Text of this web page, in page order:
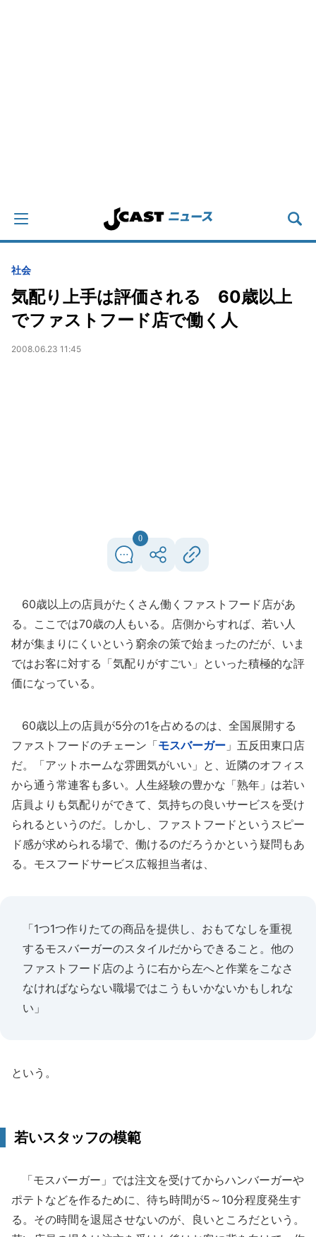
社会
気配り上手は評価される 60歳以上
でファストフード店で働く人
2008.06.23 11:45
0
60歳以上の店員がたくさん働くファストフード店があ
る。ここでは70歳の人もいる。店側からすれば、若い人
材が集まりにくいという窮余の策で始まったのだが、いま
ではお客に対する「気配りがすごい」といった積極的な評
価になっている。
60歳以上の店員が5分の1を占めるのは、全国展開する
ファストフードのチェーン「モスバーガー 」五反田東口店
だ。「アットホームな雰囲気がいい」と、近隣のオフィス
から通う常連客も多い。人生経験の豊かな「熟年」は若い
店員よりも気配りができて、気持ちの良いサービスを受け
られるというのだ。しかし、ファストフードというスピー
ド感が求められる場で、働けるのだろうかという疑問もあ
る。モスフードサービス広報担当者は、
「1つ1つ作りたての商品を提供し、おもてなしを重視
するモスバーガーのスタイルだからできること。他の
ファストフード店のように右から左へと作業をこなさ
なければならない職場ではこうもいかないかもしれな
い」
という。
若いスタッフの模範
「モスバーガー」では注文を受けてからハンバーガーや
ポテトなどを作るために、待ち時間が5～10分程度発生す
る。その時間を退屈させないのが、良いところだという。